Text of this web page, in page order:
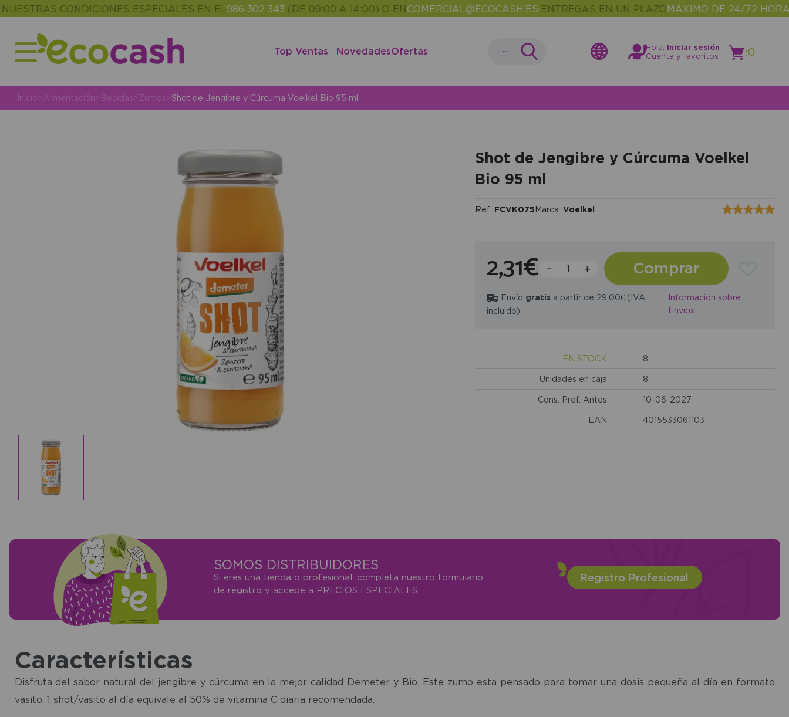
CONDICIONES ESPECIALES EN EL986 302 343 (DE 09:00 A 14:00) O EN COMERCIAL@ECOCASH.ES•ENTREGAS EN UN PLAZOMÁXIMO DE 24/72 HORAS
Top Ventas NovedadesOfertas ... Hola,
Iniciar sesión
Cuenta y favoritos
:0
Inicio> Alimentación> Bebidas> Zumos> Shot de Jengibre y Cúrcuma Voelkel Bio 95 ml
Shot de Jengibre y Cúrcuma Voelkel
Bio 95 ml
Ref: FCVK075 Marca: Voelkel
2,31€ Comprar
Envío gratisa partir de 29,00€ (IVA
incluido)
Información sobre
Envios
EN STOCK 8
Unidades en caja 8
Cons. Pref. Antes 10-06-2027
EAN 4015533061103
SOMOS DISTRIBUIDORES
Si eres una tienda o profesional, completa nuestro formulario
de registro y accede a PRECIOS ESPECIALES
Registro Profesional
Características
Disfruta del sabor natural del jengibre y cúrcuma en la mejor calidad Demeter y Bio. Este zumo esta pensado para tomar una dosis pequeña al día en formato
vasito. 1 shot/vasito al día equivale al 50% de vitamina C diaria recomendada.